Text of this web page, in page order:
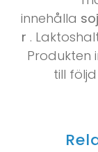
innehålla
r .
Produkten
till